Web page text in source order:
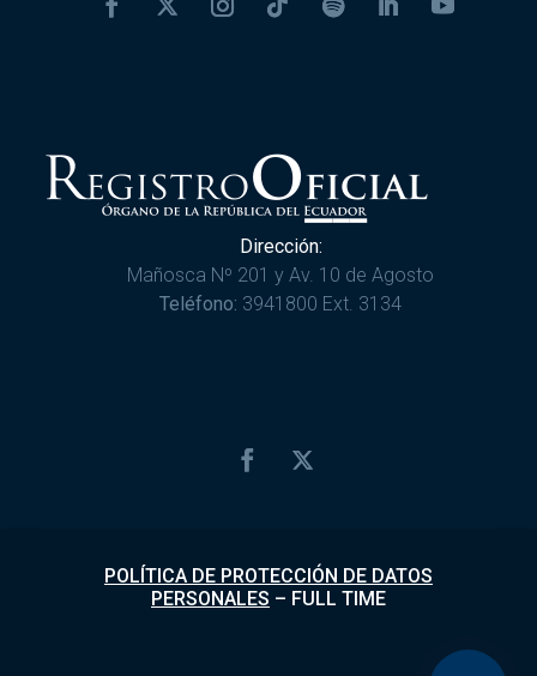
Dirección:
Mañosca Nº 201 y Av. 10 de Agosto
Teléfono: 3941800 Ext. 3134
POLÍTICA DE PROTECCIÓN DE DATOS
PERSONALES – FULL TIME